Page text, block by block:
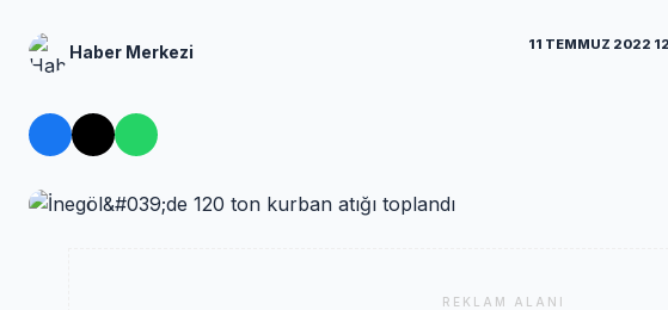
Haber Merkezi 11 TEMMUZ 2022
REKLAM ALANI